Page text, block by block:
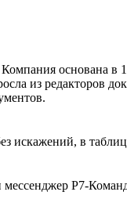
основана в
из редакторов
в
Р7-